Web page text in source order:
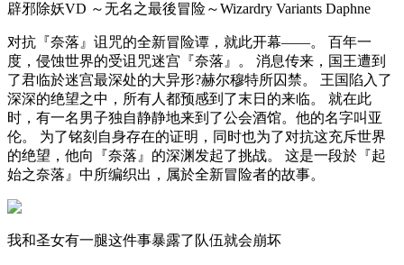
辟邪除妖VD ～无名之最後冒险～Wizardry Variants Daphne
对抗『奈落』诅咒的全新冒险谭，就此开幕——。 百年一
度，侵蚀世界的受诅咒迷宫『奈落』。 消息传来，国王遭到
了君临於迷宫最深处的大异形?赫尔穆特所囚禁。 王国陷入了
深深的绝望之中，所有人都预感到了末日的来临。 就在此
时，有一名男子独自静静地来到了公会酒馆。他的名字叫亚
伦。 为了铭刻自身存在的证明，同时也为了对抗这充斥世界
的绝望，他向『奈落』的深渊发起了挑战。 这是一段於『起
始之奈落』中所编织出，属於全新冒险者的故事。
我和圣女有一腿这件事暴露了队伍就会崩坏